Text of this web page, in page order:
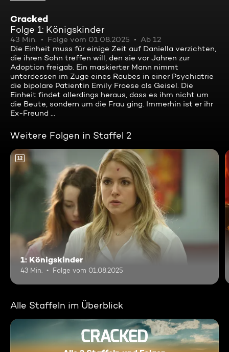
Cracked
Folge 1: Königskinder
43 Min. Folge vom 01.08.2025
Ab 12
Die Einheit muss für einige Zeit auf Daniella verzichten,
die ihren Sohn treffen will, den sie vor Jahren zur
Adoption freigab. Ein maskierter Mann nimmt
unterdessen im Zuge eines Raubes in einer Psychiatrie
die bipolare Patientin Emily Froese als Geisel. Die
Einheit findet allerdings heraus, dass es ihm nicht um
die Beute, sondern um die Frau ging. Immerhin ist er ihr
Ex-Freund ...
Weitere Folgen in Staffel 2
12
1: Königskinder
43 Min. Folge vom 01.08.2025
Alle Staffeln im Überblick